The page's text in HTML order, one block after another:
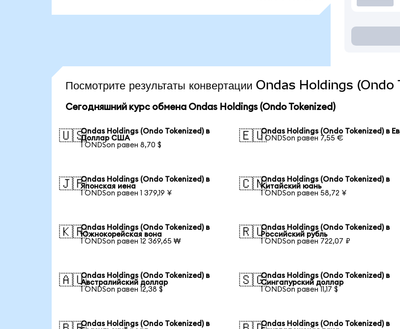
Посмотрите результаты конвертации Ondas Holdings
Сегодняшний курс обмена Ondas Holdings (Ondo Tokenized)
🇺🇸Ondas Holdings (Ondo Tokenized) в
Доллар США
1 ONDSon равен 8,70 $
🇪🇺Ondas Holdings (Ondo Tokenized) в
1 ONDSon равен 7,55 €
🇯🇵Ondas Holdings (Ondo Tokenized) в
Японская иена
1 ONDSon равен 1 379,19 ¥
🇨🇳Ondas Holdings (Ondo Tokenized) в
Китайский юань
1 ONDSon равен 58,72 ¥
🇰🇷Ondas Holdings (Ondo Tokenized) в
Южнокорейская вона
1 ONDSon равен 12 369,65 ₩
🇷🇺Ondas Holdings (Ondo Tokenized) в
Российский рубль
1 ONDSon равен 722,07 ₽
🇦🇺Ondas Holdings (Ondo Tokenized) в
Австралийский доллар
1 ONDSon равен 12,38 $
🇸🇬Ondas Holdings (Ondo Tokenized) в
Сингапурский доллар
1 ONDSon равен 11,17 $
Ondas Holdings (Ondo Tokenized) в
Ondas Holdings (Ondo Tokenized) в